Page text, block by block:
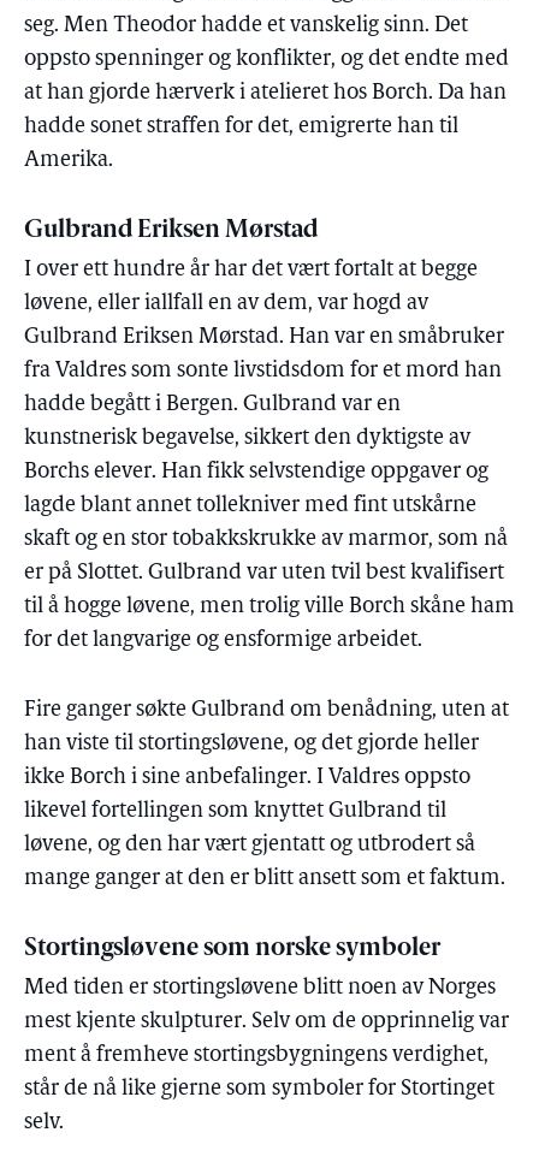
seg. Men Theodor hadde et vanskelig sinn. Det
oppsto spenninger og konflikter, og det endte med
at han gjorde hærverk i atelieret hos Borch. Da han
hadde sonet straffen for det, emigrerte han til
Amerika.
Gulbrand Eriksen Mørstad
I over ett hundre år har det vært fortalt at begge
løvene, eller iallfall en av dem, var hogd av
Gulbrand Eriksen Mørstad. Han var en småbruker
fra Valdres som sonte livstidsdom for et mord han
hadde begått i Bergen. Gulbrand var en
kunstnerisk begavelse, sikkert den dyktigste av
Borchs elever. Han fikk selvstendige oppgaver og
lagde blant annet tollekniver med fint utskårne
skaft og en stor tobakkskrukke av marmor, som nå
er på Slottet. Gulbrand var uten tvil best kvalifisert
til å hogge løvene, men trolig ville Borch skåne ham
for det langvarige og ensformige arbeidet.
Fire ganger søkte Gulbrand om benådning, uten at
han viste til stortingsløvene, og det gjorde heller
ikke Borch i sine anbefalinger. I Valdres oppsto
likevel fortellingen som knyttet Gulbrand til
løvene, og den har vært gjentatt og utbrodert så
mange ganger at den er blitt ansett som et faktum.
Stortingsløvene som norske symboler
Med tiden er stortingsløvene blitt noen av Norges
mest kjente skulpturer. Selv om de opprinnelig var
ment å fremheve stortingsbygningens verdighet,
står de nå like gjerne som symboler for Stortinget
selv.